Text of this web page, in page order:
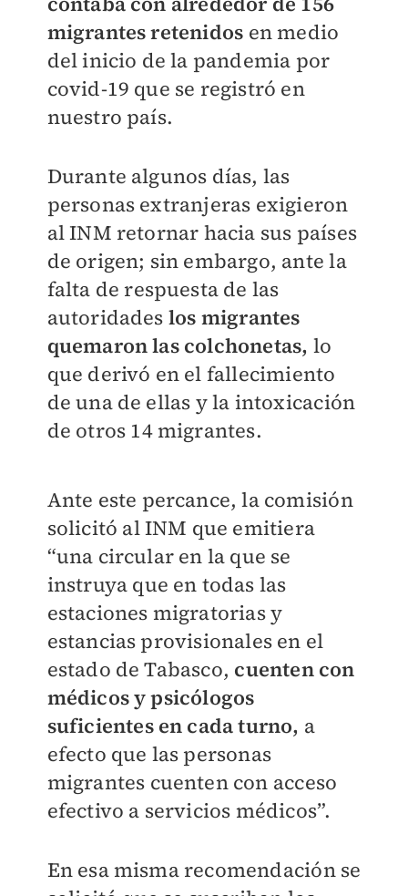
migrantes retenidos en medio
del inicio de la pandemia por
covid-19 que se registró en
nuestro país.
Durante algunos días, las
personas extranjeras exigieron
al INM retornar hacia sus países
de origen; sin embargo, ante la
falta de respuesta de las
autoridades los migrantes
quemaron las colchonetas, lo
que derivó en el fallecimiento
de una de ellas y la intoxicación
de otros 14 migrantes.
Ante este percance, la comisión
solicitó al INM que emitiera
“una circular en la que se
instruya que en todas las
estaciones migratorias y
estancias provisionales en el
estado de Tabasco, cuenten con
médicos y psicólogos
suficientes en cada turno, a
efecto que las personas
migrantes cuenten con acceso
efectivo a servicios médicos”.
En esa misma recomendación se